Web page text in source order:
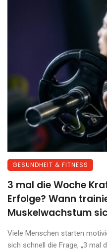
GESUNDHEIT & FITNESS
3 mal die Woche
Erfolge? Wann
Muskelwachstum
Viele Menschen starten
sich schnell die Frage, „3 mal